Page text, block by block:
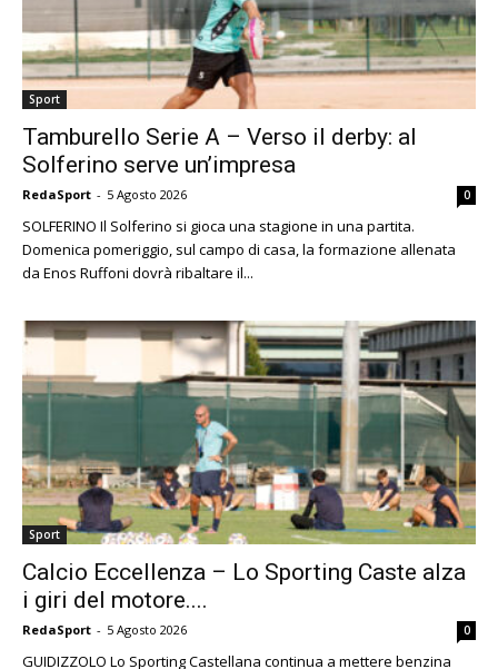
Sport
Tamburello Serie A – Verso il derby: al
Solferino serve un’impresa
RedaSport - 5 Agosto 2026 0
SOLFERINO Il Solferino si gioca una stagione in una partita.
Domenica pomeriggio, sul campo di casa, la formazione allenata
da Enos Ruffoni dovrà ribaltare il...
Sport
Calcio Eccellenza – Lo Sporting Caste alza
i giri del motore....
RedaSport - 5 Agosto 2026 0
GUIDIZZOLO Lo Sporting Castellana continua a mettere benzina